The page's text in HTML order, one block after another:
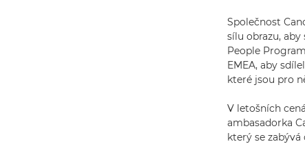
Společnost
sílu obrazu,
People
EMEA, aby
které jsou pro
V letošních
ambasadorka
který se